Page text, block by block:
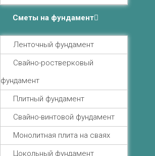
Сметы на фундамент
Ленточный фундамент
Свайно-ростверковый
фундамент
Плитный фундамент
Свайно-винтовой фундамент
Монолитная плита на сваях
Цокольный фундамент